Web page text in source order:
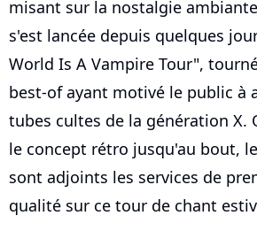
misant sur la nostalgie
s'est lancée depuis quelques
World Is A Vampire Tour",
best-of ayant motivé le public à
tubes cultes de la génération X.
le concept rétro jusqu'au bout,
sont adjoints les services de
qualité sur ce tour de chant